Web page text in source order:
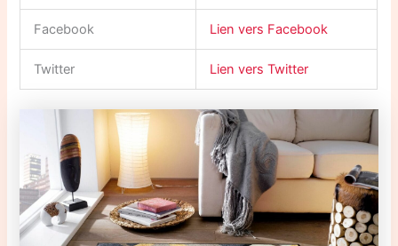
Facebook Lien vers Facebook
Twitter Lien vers Twitter